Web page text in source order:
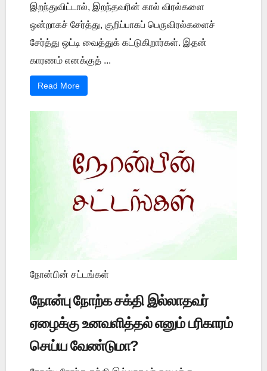
இறந்துவிட்டால், இறந்தவரின் கால் விரல்களை
ஒன்றாகச் சேர்த்து, குறிப்பாகப் பெருவிரல்களைச்
சேர்த்து ஒட்டி வைத்துக் கட்டுகிறார்கள். இதன்
காரணம் எனக்குத் ...
Read More
நோன்பின் சட்டங்கள்
நோன்பு நோற்க சக்தி இல்லாதவர்
ஏழைக்கு உனவளித்தல் எனும் பரிகாரம்
செய்ய வேண்டுமா?